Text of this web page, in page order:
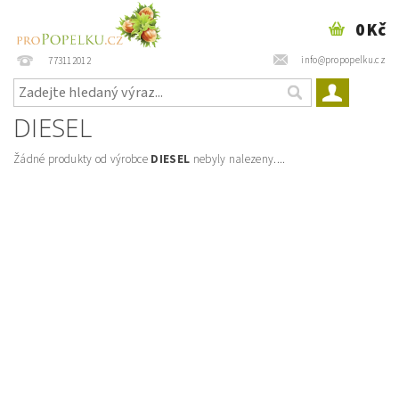
773112012 info@propopelku.cz
0 Kč
DIESEL
Žádné produkty od výrobce DIESEL nebyly nalezeny....